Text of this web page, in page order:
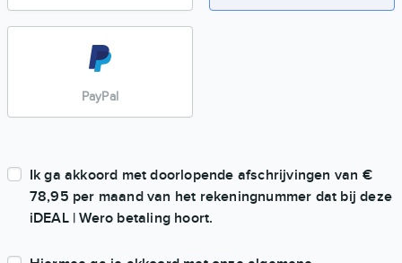
PayPal
Ik ga akkoord met doorlopende afschrijvingen van €
78,95 per maand van het rekeningnummer dat bij deze
iDEAL | Wero betaling hoort.